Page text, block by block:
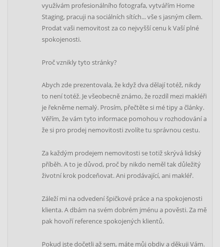
využívám profesionálního fotografa, vytvářím Home
Staging, pracuji na sociálních sítích... vše s jasným cílem.
Prodat vaši nemovitost za co nejvyšší cenu k Vaší plné
spokojenosti.
Proč vznikly tyto stránky?
Abych zde prezentovala, že když dva dělají totéž, nikdy
to není totéž. Je všeobecně známo, že rozdíl mezi makléři
je řekněme nemalý. Prosím, přečtěte si mé tipy a články.
Věřím, že vám tyto informace pomohou v rozhodování a
že si pro prodej nemovitosti zvolíte tu správnou cestu.
Za každým prodejem nemovitosti se totiž skrývá lidský
příběh. A to je důvod, proč by nikdo neměl tak důležitý
životní krok podceňovat. Ani prodávající, ani makléř.
Záleží mi na odvedení špičkové práce a na spokojenosti
klienta. A dbám na svém dobrém jménu a pověsti. Za mě
pak hovoří reference spokojených klientů.
Pokud jste dočetli až sem, máte můj obdiv a děkuji Vám.